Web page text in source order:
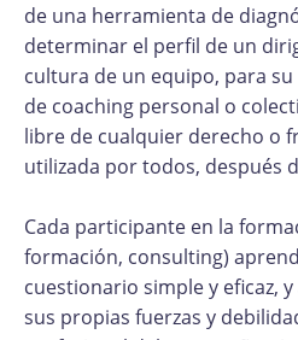
de una herramienta de
determinar el perfil de un
cultura de un equipo, para
de coaching personal o
libre de cualquier derecho o
utilizada por todos, después
Cada participante en la
formación, consulting)
cuestionario simple y eficaz,
sus propias fuerzas y